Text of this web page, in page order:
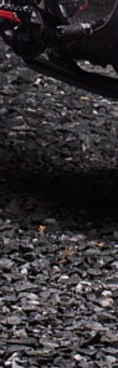
Freeride Motos
Scrambler
>